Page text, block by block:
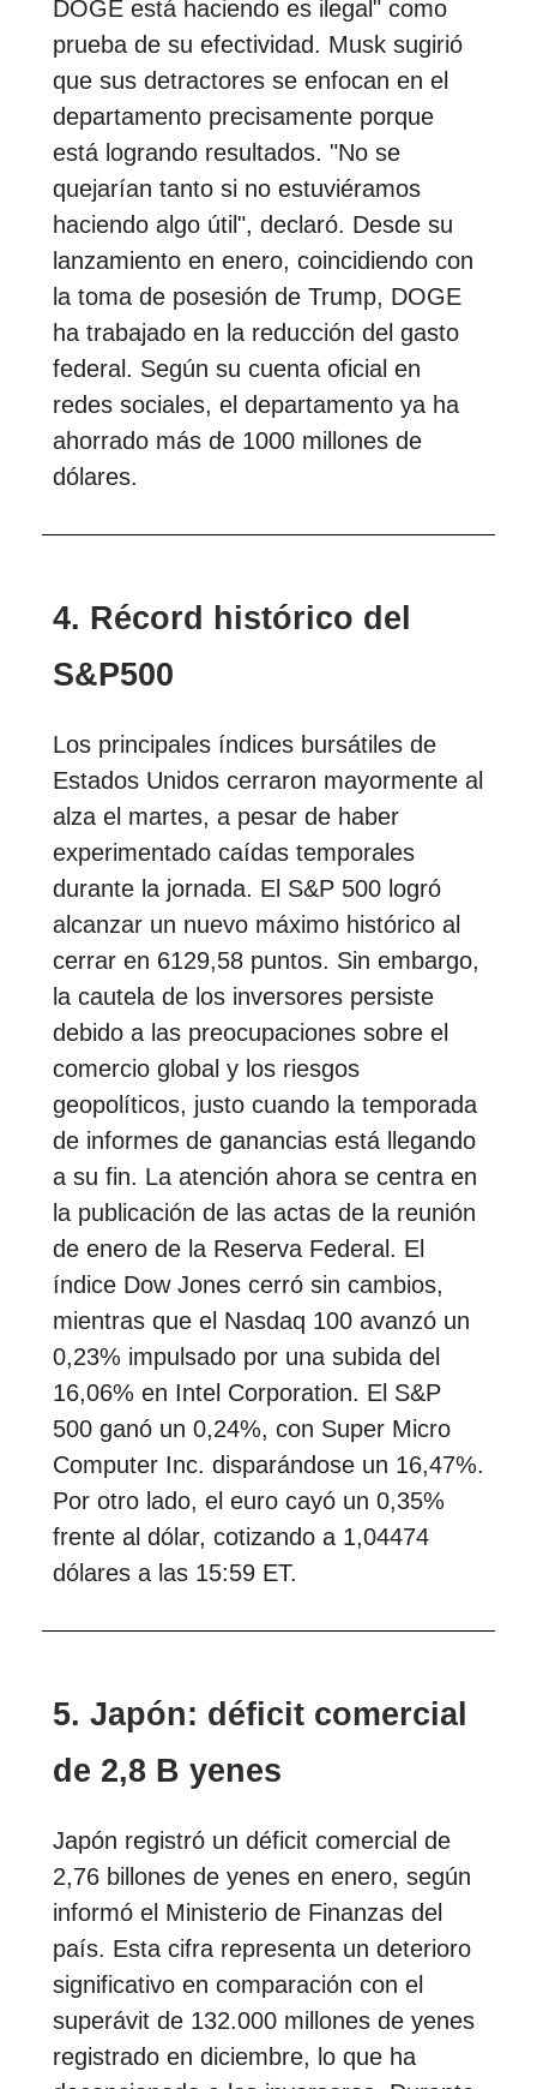
DOGE está haciendo es ilegal" como
prueba de su efectividad. Musk sugirió
que sus detractores se enfocan en el
departamento precisamente porque
está logrando resultados. "No se
quejarían tanto si no estuviéramos
haciendo algo útil", declaró. Desde su
lanzamiento en enero, coincidiendo con
la toma de posesión de Trump, DOGE
ha trabajado en la reducción del gasto
federal. Según su cuenta oficial en
redes sociales, el departamento ya ha
ahorrado más de 1000 millones de
dólares.
4. Récord histórico del
S&P500
Los principales índices bursátiles de
Estados Unidos cerraron mayormente al
alza el martes, a pesar de haber
experimentado caídas temporales
durante la jornada. El S&P 500 logró
alcanzar un nuevo máximo histórico al
cerrar en 6129,58 puntos. Sin embargo,
la cautela de los inversores persiste
debido a las preocupaciones sobre el
comercio global y los riesgos
geopolíticos, justo cuando la temporada
de informes de ganancias está llegando
a su fin. La atención ahora se centra en
la publicación de las actas de la reunión
de enero de la Reserva Federal. El
índice Dow Jones cerró sin cambios,
mientras que el Nasdaq 100 avanzó un
0,23% impulsado por una subida del
16,06% en Intel Corporation. El S&P
500 ganó un 0,24%, con Super Micro
Computer Inc. disparándose un 16,47%.
Por otro lado, el euro cayó un 0,35%
frente al dólar, cotizando a 1,04474
dólares a las 15:59 ET.
5. Japón: déficit comercial
de 2,8 B yenes
Japón registró un déficit comercial de
2,76 billones de yenes en enero, según
informó el Ministerio de Finanzas del
país. Esta cifra representa un deterioro
significativo en comparación con el
superávit de 132.000 millones de yenes
registrado en diciembre, lo que ha